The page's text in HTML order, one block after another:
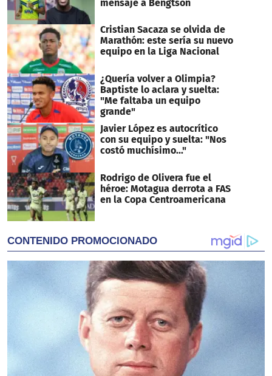
mensaje a Bengtson
Cristian Sacaza se olvida de
Marathón: este sería su nuevo
equipo en la Liga Nacional
¿Quería volver a Olimpia?
Baptiste lo aclara y suelta:
"Me faltaba un equipo
grande"
Javier López es autocrítico
con su equipo y suelta: "Nos
costó muchísimo..."
Rodrigo de Olivera fue el
héroe: Motagua derrota a FAS
en la Copa Centroamericana